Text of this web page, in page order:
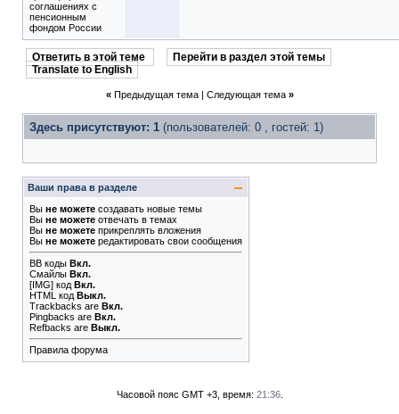
соглашениях с
пенсионным
фондом России
Ответить в этой теме
Перейти в раздел этой темы
Translate to English
« Предыдущая тема| Следующая тема »
Здесь присутствуют: 1 (пользователей: 0 , гостей: 1)
Ваши права в разделе
Вы не можете создавать новые темы
Вы не можете отвечать в темах
Вы не можете прикреплять вложения
Вы не можете редактировать свои сообщения
BB коды Вкл.
Смайлы Вкл.
[IMG] код Вкл.
HTML код Выкл.
Trackbacks are Вкл.
Pingbacks are Вкл.
Refbacks are Выкл.
Правила форума
Часовой пояс GMT +3, время: 21:36.